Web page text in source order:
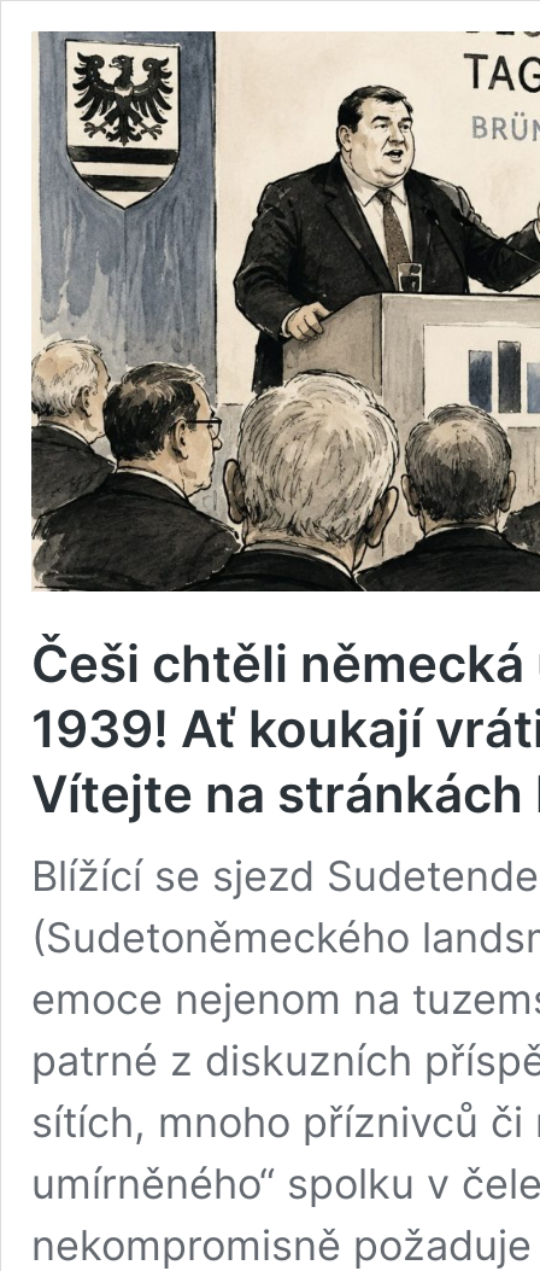
Češi chtěli
1939! Ať koukají
Vítejte na
Blížící se sjezd
(Sudetoněmeckého
emoce nejenom na
patrné z diskuzních
sítích, mnoho příznivců či
umírněného“ spolku v
nekompromisně